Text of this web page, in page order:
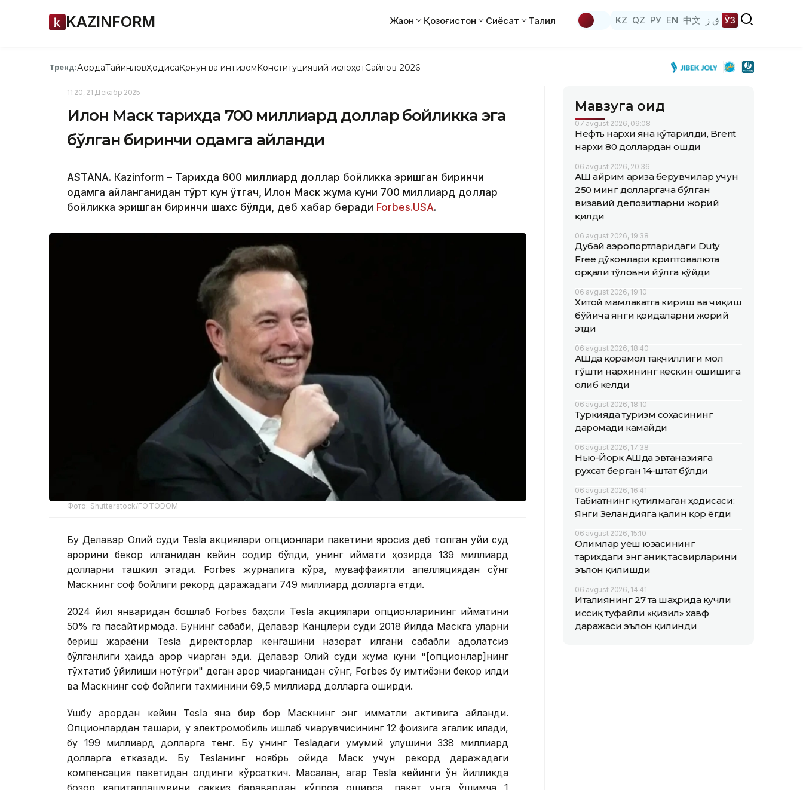
KAZINFORM Жаҳон Қозоғистон Сиёсат Таҳлил KZ QZ РУ EN 中文 ق ز ЎЗ
Тренд:АқордаТайинловҲодисаҚонун ва интизомКонституциявий ислоҳотСайлов-2026
11:20, 21 Декабр 2025
Илон Маск тарихда 700 миллиард доллар бойликка эга
бўлган биринчи одамга айланди
ASTANА. Кazinform – Тарихда 600 миллиард доллар бойликка эришган биринчи
одамга айланганидан тўрт кун ўтгач, Илон Маск жума куни 700 миллиард доллар
бойликка эришган биринчи шахс бўлди, деб хабар беради Forbes.USA.
Фото: Shutterstock/FOTODOM
Бу Делавэр Олий суди Tesla акциялари опционлари пакетини яроқсиз деб топган қуйи суд
қарорини бекор қилганидан кейин содир бўлди, унинг қиймати ҳозирда 139 миллиард
долларни ташкил этади. Forbes журналига кўра, муваффақиятли апелляциядан сўнг
Маскнинг соф бойлиги рекорд даражадаги 749 миллиард долларга етди.
2024 йил январидан бошлаб Forbes баҳсли Теslа акциялари опционларининг қийматини
50% га пасайтирмоқда. Бунинг сабаби, Делавэр Канцлери суди 2018 йилда Маскга уларни
бериш жараёни Теslа директорлар кенгашини назорат қилгани сабабли адолатсиз
бўлганлиги ҳақида қарор чиқарган эди. Делавэр Олий суди жума куни "[опционлар]нинг
тўхтатиб қўйилиши нотўғри" деган қарор чиқарганидан сўнг, Forbes бу имтиёзни бекор қилди
ва Маскнинг соф бойлиги тахминини 69,5 миллиард долларга оширди.
Ушбу қарордан кейин Теslа яна бир бор Маскнинг энг қимматли активига айланди.
Опционлардан ташқари, у электромобиль ишлаб чиқарувчисининг 12 фоизига эгалик қилади,
бу 199 миллиард долларга тенг. Бу унинг Теslадаги умумий улушини 338 миллиард
долларга етказади. Бу Теslанинг ноябрь ойида Маск учун рекорд даражадаги
компенсация пакетидан олдинги кўрсаткич. Масалан, агар Теslа кейинги ўн йилликда
Мавзуга оид
07 avgust 2026, 09:08
Нефть нархи яна кўтарилди, Brent
нархи 80 доллардан ошди
06 avgust 2026, 20:36
АҚШ айрим ариза берувчилар учун
250 минг долларгача бўлган
визавий депозитларни жорий
қилди
06 avgust 2026, 19:38
Дубай аэропортларидаги Duty
Free дўконлари криптовалюта
орқали тўловни йўлга қўйди
06 avgust 2026, 19:10
Хитой мамлакатга кириш ва чиқиш
бўйича янги қоидаларни жорий
этди
06 avgust 2026, 18:40
АҚШда қорамол тақчиллиги мол
гўшти нархининг кескин ошишига
олиб келди
06 avgust 2026, 18:10
Туркияда туризм соҳасининг
даромади камайди
06 avgust 2026, 17:38
Нью-Йорк АҚШда эвтаназияга
рухсат берган 14-штат бўлди
06 avgust 2026, 16:41
Табиатнинг кутилмаган ҳодисаси:
Янги Зеландияга қалин қор ёғди
06 avgust 2026, 15:10
Олимлар Қуёш юзасининг
тарихдаги энг аниқ тасвирларини
эълон қилишди
06 avgust 2026, 14:41
Италиянинг 27 та шаҳрида кучли
иссиқ туфайли «қизил» хавф
даражаси эълон қилинди